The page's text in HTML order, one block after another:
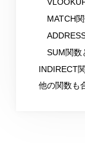
MATCH
SUM関数
INDIRECT
他の関数も